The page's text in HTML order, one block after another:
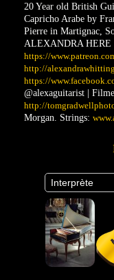
20 Year old British
Capricho Arabe by
Pierre in Martignac,
ALEXANDRA HERE
https://
http://
https://
@alexaguitarist |
http://
Morgan. Strings: